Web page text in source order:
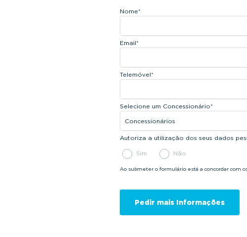
Nome*
Email*
Telemóvel*
Selecione um Concessionário*
Autoriza a utilização dos seus dados
Sim Não
Ao submeter o formulário está a concordar com